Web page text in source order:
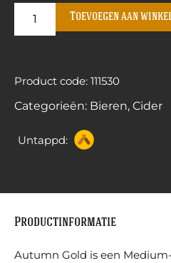
Toevoegen aan
Product code: 111530
Categorieën: Bieren, Cider
Untappd:
Productinformatie
Autumn Gold is een